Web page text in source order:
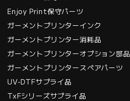
Enjoy Print保守パーツ
ガーメントプリンターインク
ガーメントプリンター消耗品
ガーメントプリンターオプション部品
ガーメントプリンタースペアパーツ
UV-DTFサプライ品
TxFシリーズサプライ品